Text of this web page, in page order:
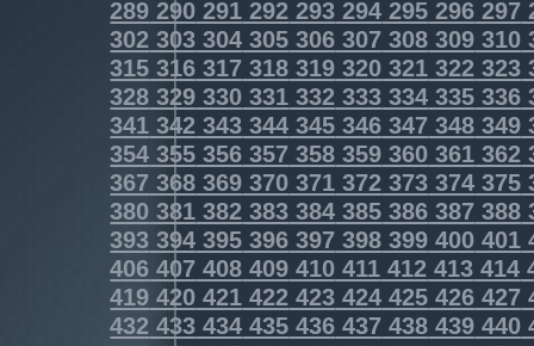
289 290 291 292 293 294 295 296 297
302 303 304 305 306 307 308 309 310
315 316 317 318 319 320 321 322 323
328 329 330 331 332 333 334 335 336
341 342 343 344 345 346 347 348 349
354 355 356 357 358 359 360 361 362
367 368 369 370 371 372 373 374 375
380 381 382 383 384 385 386 387 388
393 394 395 396 397 398 399 400 401
406 407 408 409 410 411 412 413 414
419 420 421 422 423 424 425 426 427
432 433 434 435 436 437 438 439 440